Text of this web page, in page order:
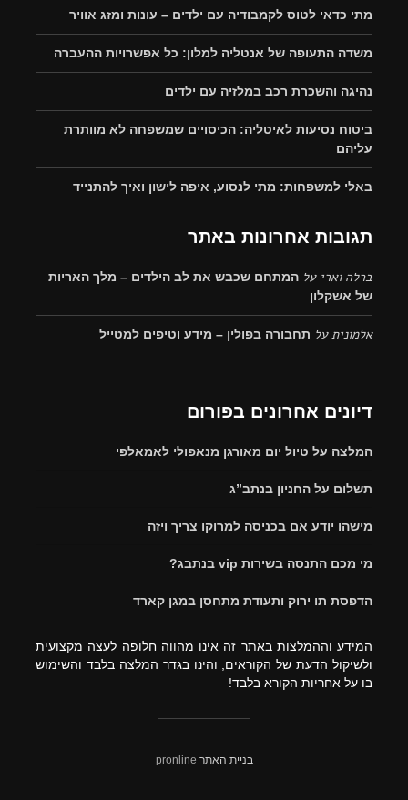
מתי כדאי לטוס לקמבודיה עם ילדים – עונות ומזג אוויר
משדה התעופה של אנטליה למלון: כל אפשרויות ההעברה
נהיגה והשכרת רכב במלזיה עם ילדים
ביטוח נסיעות לאיטליה: הכיסויים שמשפחה לא מוותרת
עליהם
באלי למשפחות: מתי לנסוע, איפה לישון ואיך להתנייד
תגובות אחרונות באתר
ברלה וארי על המתחם שכבש את לב הילדים – מלך האריות
של אשקלון
אלמוניתעל תחבורה בפולין – מידע וטיפים למטייל
דיונים אחרונים בפורום
המלצה על טיול יום מאורגן מנאפולי לאמאלפי
תשלום על החניון בנתב”ג
מישהו יודע אם בכניסה למרוקו צריך ויזה
מי מכם התנסה בשירות vip בנתבג?
הדפסת תו ירוק ותעודת מתחסן במגן קארד
המידע וההמלצות באתר זה אינו מהווה חלופה לעצה מקצועית
ולשיקול הדעת של הקוראים, והינו בגדר המלצה בלבד והשימוש
בו על אחריות הקורא בלבד!
בניית האתר pronline